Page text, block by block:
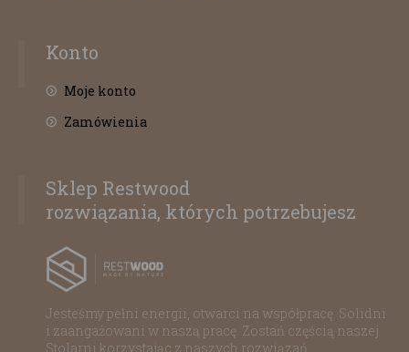
Konto
Moje konto
Zamówienia
Sklep Restwood
rozwiązania, których potrzebujesz
Jesteśmy pełni energii, otwarci na współpracę. Solidni
i zaangażowani w naszą pracę. Zostań częścią naszej
Stolarni korzystając z naszych rozwiązań